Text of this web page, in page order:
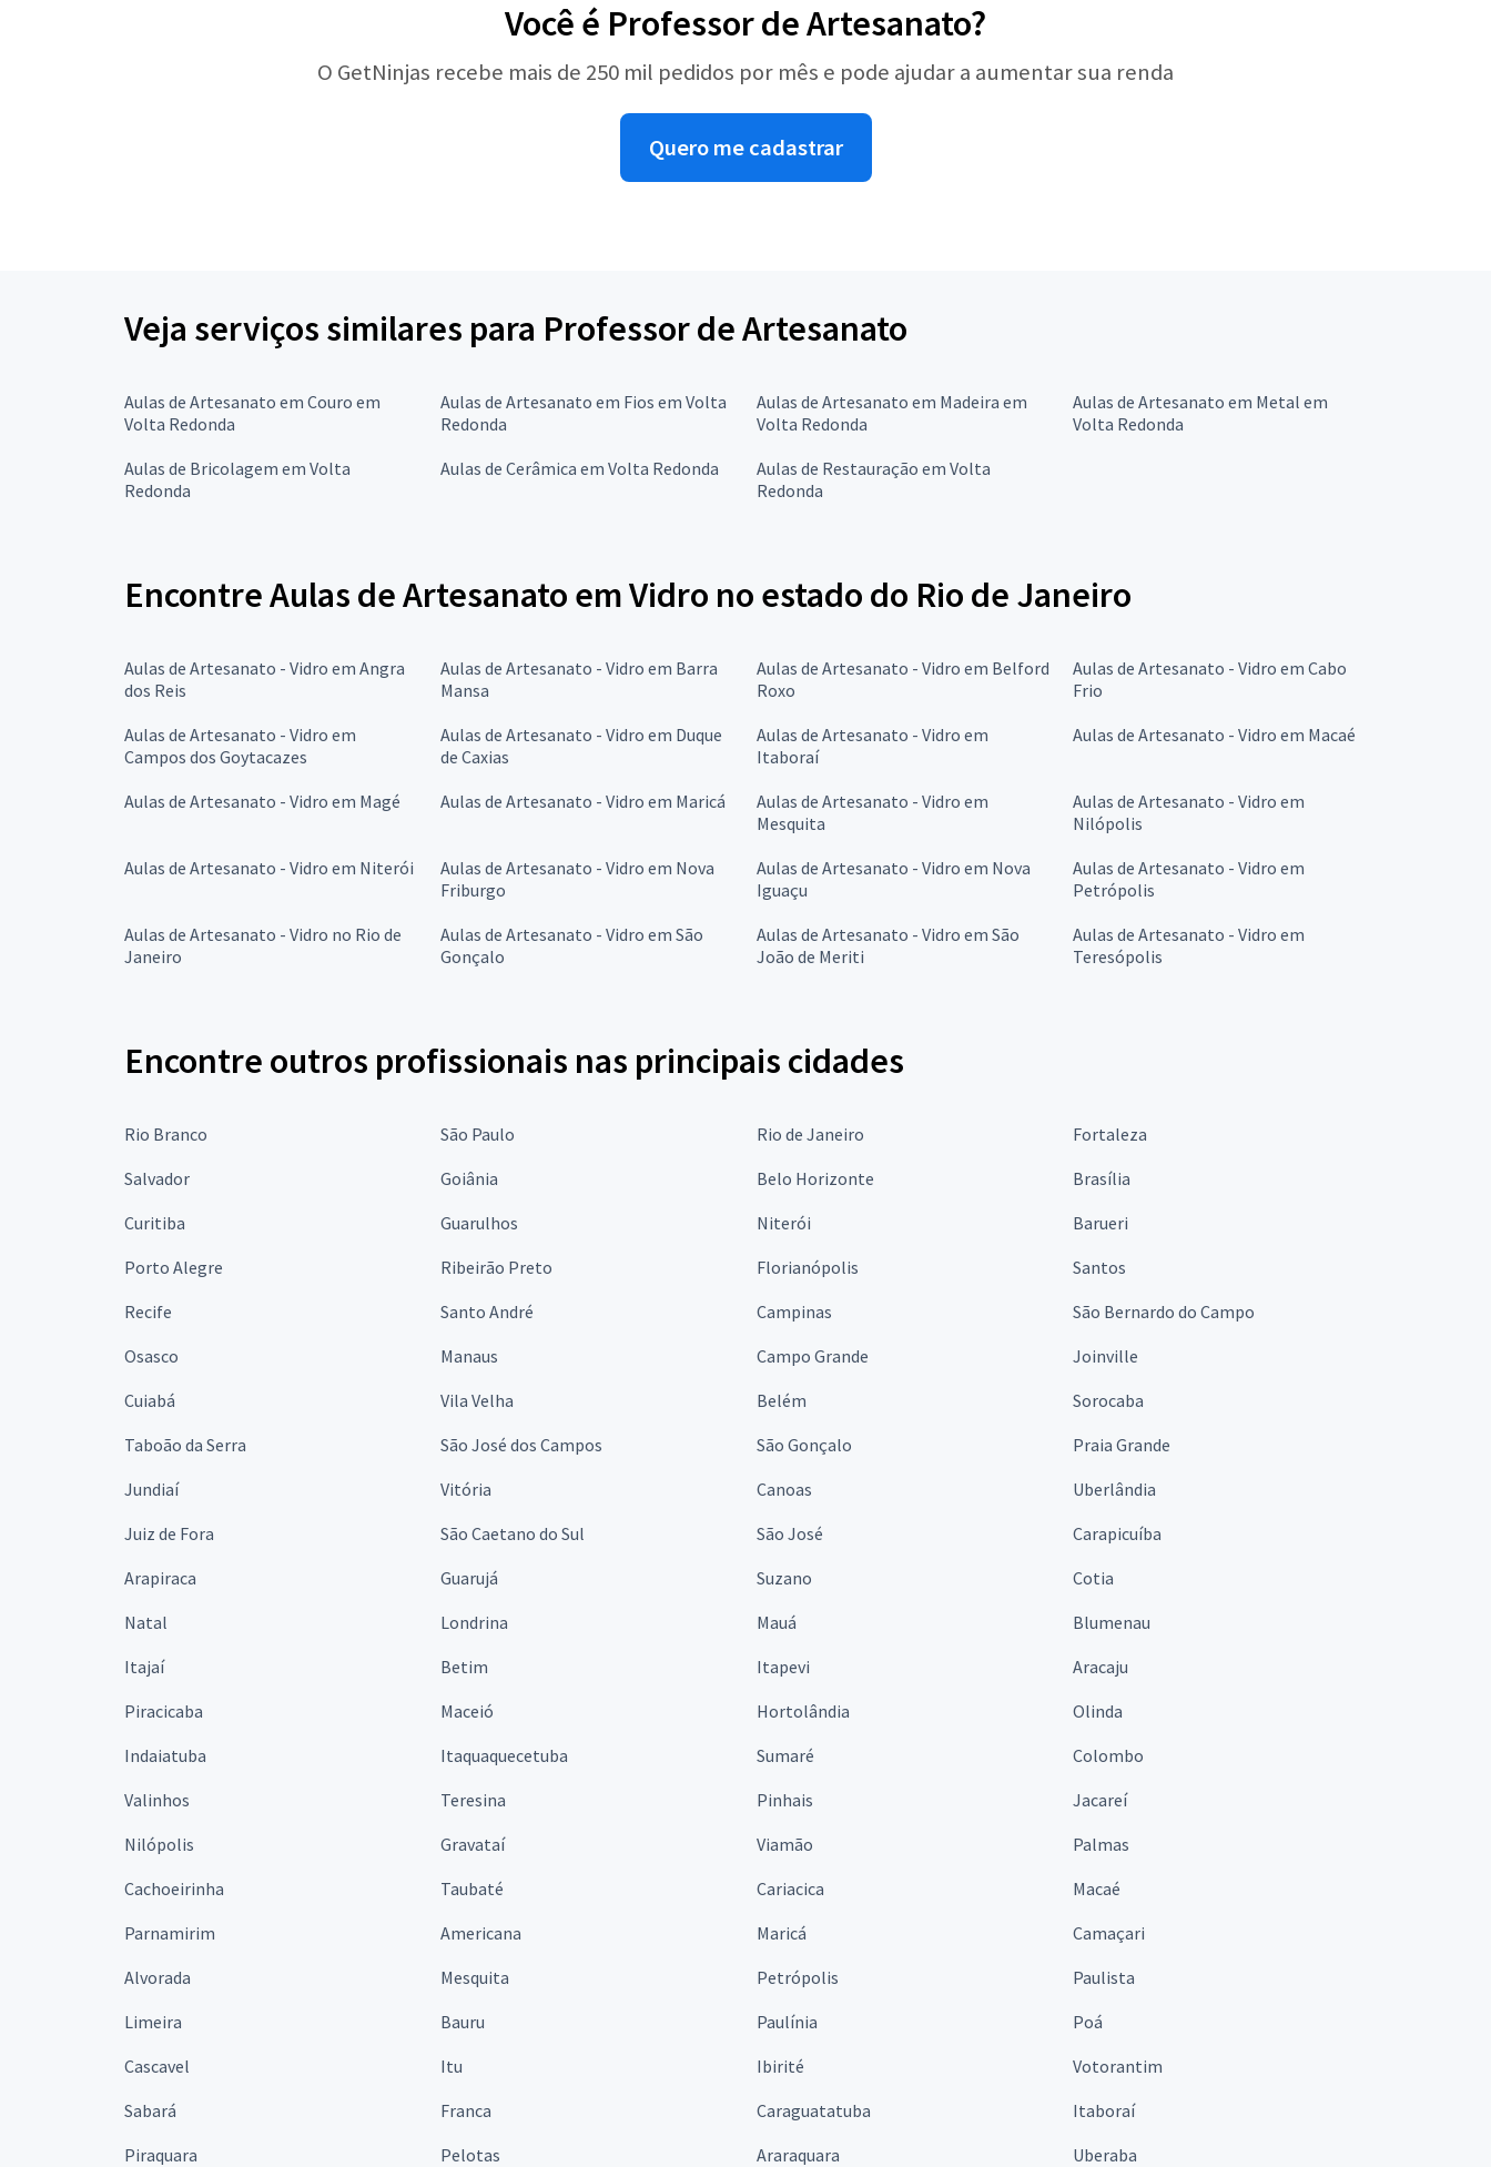
Você é Professor de Artesanato?
O GetNinjas recebe mais de 250 mil pedidos por mês e pode ajudar a aumentar sua renda
Quero me cadastrar
Veja serviços similares para Professor de Artesanato
Aulas de Artesanato em Couro em
Volta Redonda
Aulas de Artesanato em Fios em Volta
Redonda
Aulas de Artesanato em Madeira em
Volta Redonda
Aulas de Artesanato em Metal em
Volta Redonda
Aulas de Bricolagem em Volta
Redonda
Aulas de Cerâmica em Volta Redonda
Aulas de Restauração em Volta
Redonda
Encontre Aulas de Artesanato em Vidro no estado do Rio de Janeiro
Aulas de Artesanato - Vidro em Angra
dos Reis
Aulas de Artesanato - Vidro em Barra
Mansa
Aulas de Artesanato - Vidro em Belford
Roxo
Aulas de Artesanato - Vidro em Cabo
Frio
Aulas de Artesanato - Vidro em
Campos dos Goytacazes
Aulas de Artesanato - Vidro em Duque
de Caxias
Aulas de Artesanato - Vidro em
Itaboraí
Aulas de Artesanato - Vidro em Macaé
Aulas de Artesanato - Vidro em Magé Aulas de Artesanato - Vidro em Maricá
Aulas de Artesanato - Vidro em
Mesquita
Aulas de Artesanato - Vidro em
Nilópolis
Aulas de Artesanato - Vidro em Niterói
Aulas de Artesanato - Vidro em Nova
Friburgo
Aulas de Artesanato - Vidro em Nova
Iguaçu
Aulas de Artesanato - Vidro em
Petrópolis
Aulas de Artesanato - Vidro no Rio de
Janeiro
Aulas de Artesanato - Vidro em São
Gonçalo
Aulas de Artesanato - Vidro em São
João de Meriti
Aulas de Artesanato - Vidro em
Teresópolis
Encontre outros profissionais nas principais cidades
Rio Branco São Paulo Rio de Janeiro
Fortaleza
Salvador
Goiânia Belo Horizonte
Brasília
Curitiba
Guarulhos Niterói
Barueri
Porto Alegre
Ribeirão Preto Florianópolis
Santos
Recife
Santo André Campinas
São Bernardo do Campo
Osasco
Manaus Campo Grande
Joinville
Cuiabá
Vila Velha Belém
Sorocaba
Taboão da Serra
São José dos Campos São Gonçalo
Praia Grande
Jundiaí
Vitória Canoas
Uberlândia
Juiz de Fora
São Caetano do Sul São José
Carapicuíba
Arapiraca
Guarujá Suzano
Cotia
Natal
Londrina Mauá
Blumenau
Itajaí
Betim Itapevi
Aracaju
Piracicaba
Maceió Hortolândia
Olinda
Indaiatuba
Itaquaquecetuba Sumaré
Colombo
Valinhos
Teresina Pinhais
Jacareí
Nilópolis
Gravataí Viamão
Palmas
Cachoeirinha
Taubaté Cariacica
Macaé
Parnamirim
Americana Maricá
Camaçari
Alvorada
Mesquita Petrópolis
Paulista
Limeira
Bauru Paulínia
Poá
Cascavel
Itu Ibirité
Votorantim
Sabará
Franca Caraguatatuba
Itaboraí
Piraquara
Pelotas Araraquara Uberaba